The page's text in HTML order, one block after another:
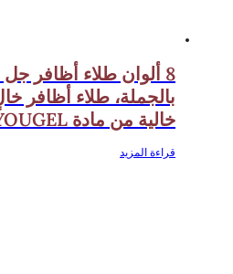
8 ألوان طلاء أظافر
خالية من مادة TPO | YOUGEL
قراءة المزيد